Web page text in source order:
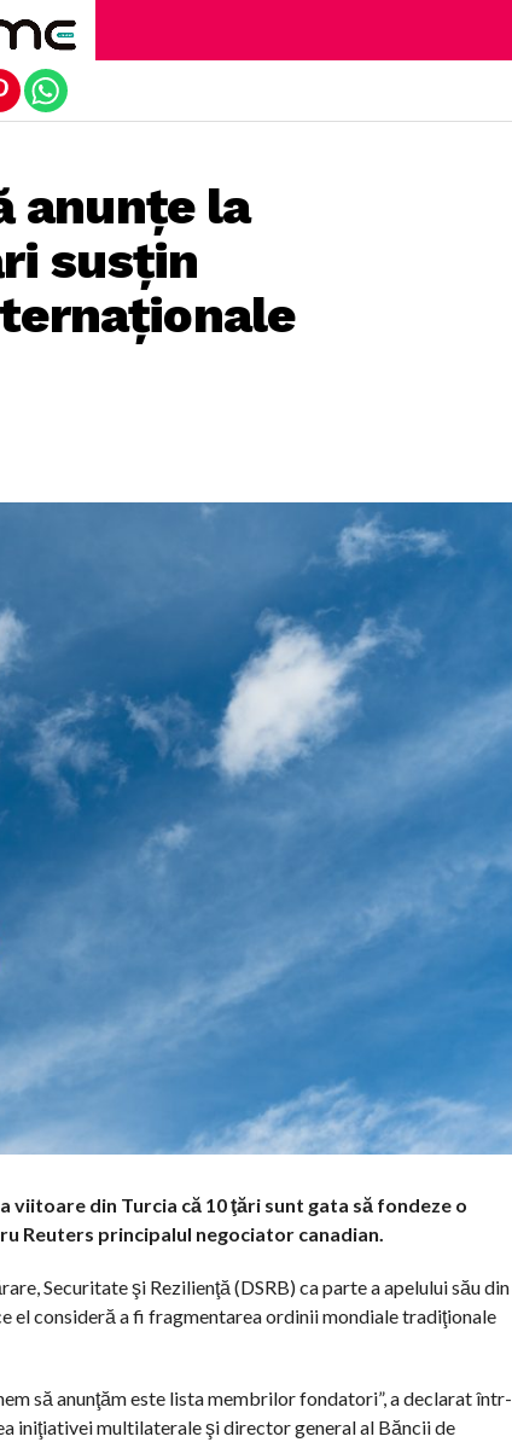
anunţe la
susţin
viitoare din Turcia că 10 ţări sunt gata să fondeze o
Reuters principalul negociator canadian.
Securitate şi Rezilienţă (DSRB) ca parte a apelului său din
el consideră a fi fragmentarea ordinii mondiale tradiţionale
să anunţăm este lista membrilor fondatori”, a declarat într-
iniţiativei multilaterale şi director general al Băncii de